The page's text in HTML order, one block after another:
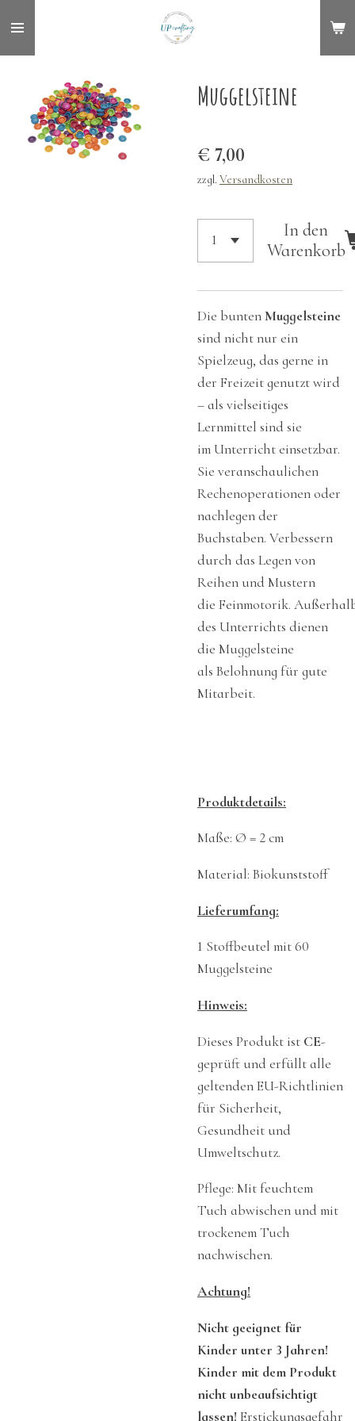
Muggelsteine
€ 7,00
zzgl. Versandkosten
In den
Warenkorb
Die buntenMuggelsteine
sind nicht nur ein
Spielzeug, das gerne in
der Freizeit genutzt wird
– als vielseitiges
Lernmittel sind sie
im Unterricht einsetzbar.
Sie veranschaulichen
Rechenoperationen oder
nachlegen der
Buchstaben. Verbessern
durch das Legen von
Reihen und Mustern
die Feinmotorik.
des Unterrichts dienen
die Muggelsteine
als Belohnung für gute
Mitarbeit.
Produktdetails:
Maße: Ø = 2 cm
Material: Biokunststoff
Lieferumfang:
1 Stoffbeutel mit 60
Muggelsteine
Hinweis:
Dieses Produkt ist CE-
geprüft und erfüllt alle
geltenden EU-Richtlinien
für Sicherheit,
Gesundheit und
Umweltschutz.
Pflege: Mit feuchtem
Tuch abwischen und mit
trockenem Tuch
nachwischen.
Achtung!
Nicht geeignet für
Kinder unter 3 Jahren!
Kinder mit dem Produkt
nicht unbeaufsichtigt
lassen!Erstickungsgefahr